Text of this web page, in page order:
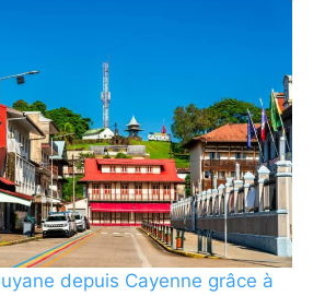
depuis Cayenne grâce à